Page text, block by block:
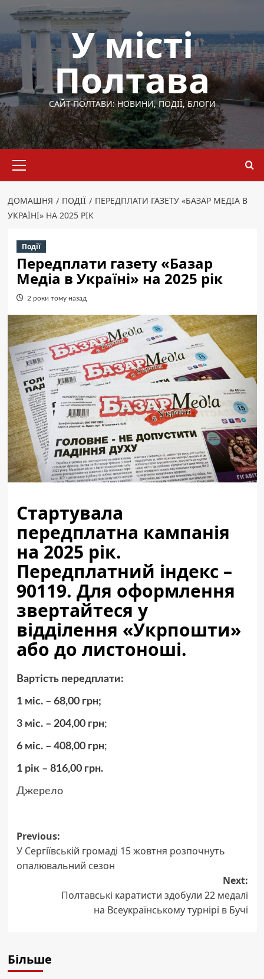
Перейти
вмісту
У місті
Полтава
САЙТ ПОЛТАВИ: НОВИНИ, ПОДІЇ, БЛОГИ
меню
ДОМАШНЯ ПОДІЇ
ПЕРЕДПЛАТИ ГАЗЕТУ «БАЗАР МЕДІА В
УКРАЇНІ» НА 2025 РІК
Події
Передплати газету «Базар
Медіа в Україні» на 2025 рік
2 роки тому назад
Стартувала
передплатна кампанія
на 2025 рік.
Передплатний індекс –
90119. Для оформлення
звертайтеся у
відділення «Укрпошти»
або до листоноші.
Вартість передплати:
1 міс. – 68,00 грн;
3 міс. – 204,00 грн;
6 міс. – 408,00 грн;
1 рік – 816,00 грн.
Джерело
Post
navigation
Previous:
У Сергіївській громаді 15 жовтня розпочнуть
опалювальний сезон
Next:
Полтавські каратисти здобули 22 медалі
на Всеукраїнському турнірі в Бучі
Більше